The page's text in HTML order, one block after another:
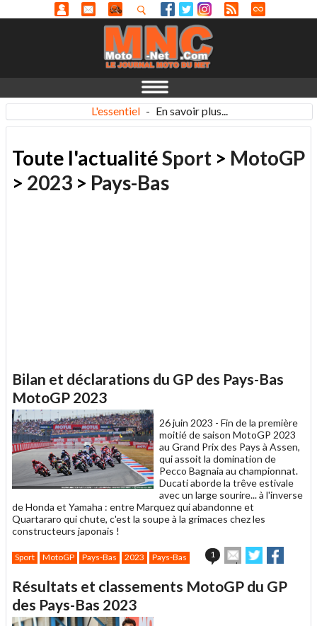
L'essentiel - En savoir plus...
Toute l'actualitéSport > MotoGP
> 2023 > Pays-Bas
Bilan et déclarations du GP des Pays-Bas
MotoGP 2023
26 juin 2023 - Fin de la première
moitié de saison MotoGP 2023
au Grand Prix des Pays à Assen,
qui assoit la domination de
Pecco Bagnaia au championnat.
Ducati aborde la trêve estivale
avec un large sourire... à l'inverse
de Honda et Yamaha : entre Marquez qui abandonne et
Quartararo qui chute, c'est la soupe à la grimaces chez les
constructeurs japonais !
Sport MotoGP Pays-Bas 2023 Pays-Bas 1
Envoyer
cet
à
Partager
sur sur
Résultats et classements MotoGP du GP
des Pays-Bas 2023